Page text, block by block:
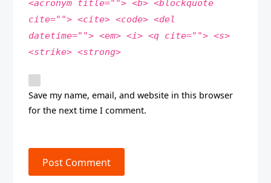
<acronym title=""> <b> <blockquote
cite=""> <cite> <code> <del
datetime=""> <em> <i> <q cite=""> <s>
<strike> <strong>
Save my name, email, and website in this browser
for the next time I comment.
Post Comment